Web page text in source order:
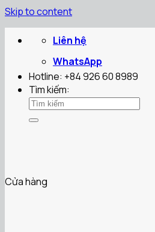
Skip to content
Liên hệ
WhatsApp
Hotline: +84 926 60 8989
Tìm kiếm:
Cửa hàng